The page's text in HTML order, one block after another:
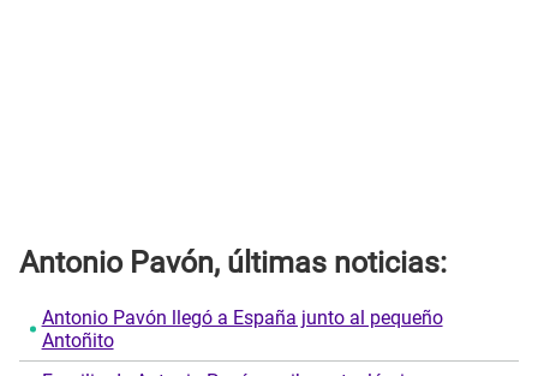
Antonio Pavón, últimas noticias:
Antonio Pavón llegó a España junto al pequeño
Antoñito